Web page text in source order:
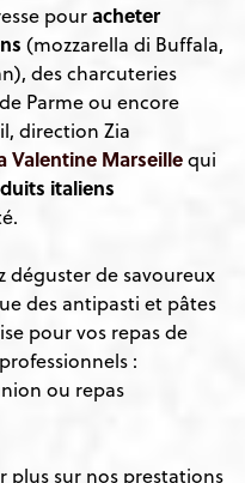
pouracheter
(mozzarella di Buffala,
des charcuteries
Parme ou encore
direction Zia
Valentine Marseillequi
italiens
déguster de savoureux
des antipasti et pâtes
pour vos repas de
:
ou repas
plus sur nos prestations